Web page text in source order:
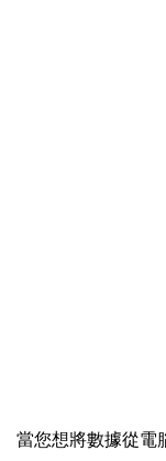
當您想將數據從電